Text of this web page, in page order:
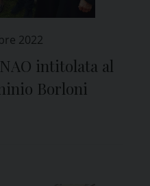
2022
intitolata al
Borloni